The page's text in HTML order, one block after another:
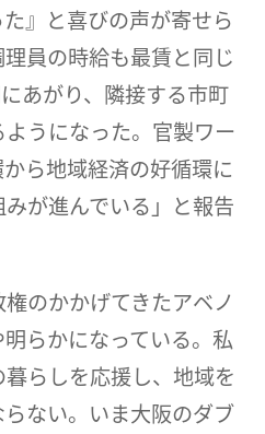
』と喜びの声が寄せら
員の時給も最賃と同じ
あがり、隣接する市町
うになった。官製ワー
ら地域経済の好循環に
が進んでいる」と報告
のかかげてきたアベノ
らかになっている。私
らしを応援し、地域を
ない。いま大阪のダブ